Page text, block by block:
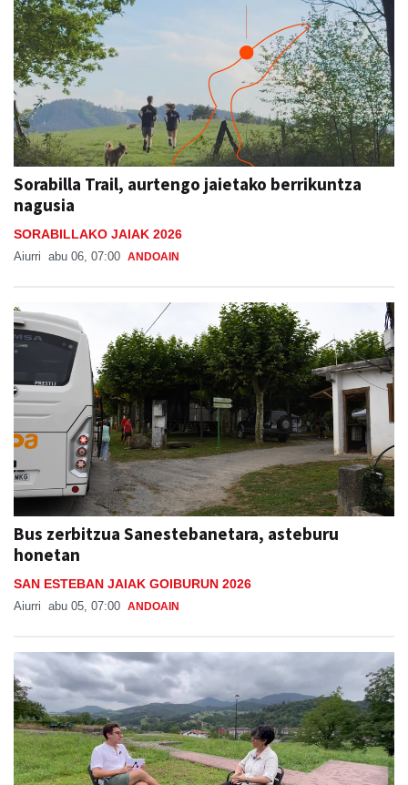
Sorabilla Trail, aurtengo jaietako berrikuntza
nagusia
SORABILLAKO JAIAK 2026
Aiurri abu 06, 07:00 ANDOAIN
Bus zerbitzua Sanestebanetara, asteburu
honetan
SAN ESTEBAN JAIAK GOIBURUN 2026
Aiurri abu 05, 07:00 ANDOAIN